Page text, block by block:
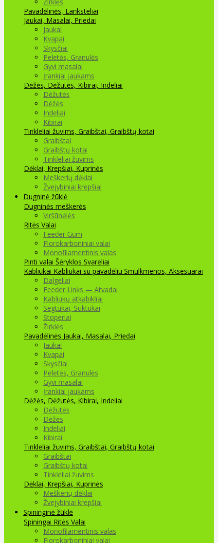
Pavadėlinės, Lanksteliai
Jaukai, Masalai, Priedai
Jaukai
Kvapai
Skysčiai
Peletės, Granulės
Gyvi masalai
Įrankiai jaukams
Dėžės, Dėžutės, Kibirai, Indeliai
Dėžutės
Dėžės
Indeliai
Kibirai
Tinkleliai žuvims, Graibštai, Graibštų kotai
Graibštai
Graibštų kotai
Tinkleliai žuvims
Dėklai, Krepšiai, Kuprinės
Meškerių dėklai
Žvejybiniai krepšiai
Dugninė žūklė
Dugninės meškerės
Viršūnėlės
Ritės Valai
Feeder Gum
Florokarboniniai valai
Monofilamentinis valas
Pinti valai Šėryklos Svareliai
Kabliukai Kabliukai su pavadėliu Smulkmenos, Aksesuarai
Dalgeliai
Feeder Links — Atvadai
Kabliukų atkabikliai
Segtukai, Suktukai
Stoperiai
Žirklės
Pavadėlinės Jaukai, Masalai, Priedai
Jaukai
Kvapai
Skysčiai
Peletės, Granulės
Gyvi masalai
Įrankiai jaukams
Dėžės, Dėžutės, Kibirai, Indeliai
Dėžutės
Dėžės
Indeliai
Kibirai
Tinkleliai žuvims, Graibštai, Graibštų kotai
Graibštai
Graibštų kotai
Tinkleliai žuvims
Dėklai, Krepšiai, Kuprinės
Meškerių dėklai
Žvejybiniai krepšiai
Spininginė žūklė
Spiningai Ritės Valai
Monofilamentinis valas
Florokarboniniai valai